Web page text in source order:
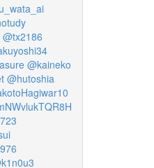
@tx2186
@kaineko
@hutoshia